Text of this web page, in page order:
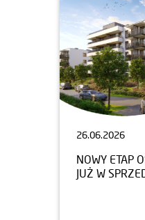
26.06.2026
NOWY ETAP
JUŻ W